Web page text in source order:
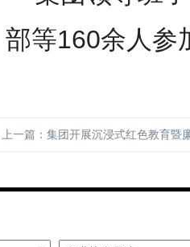
部等160余人参